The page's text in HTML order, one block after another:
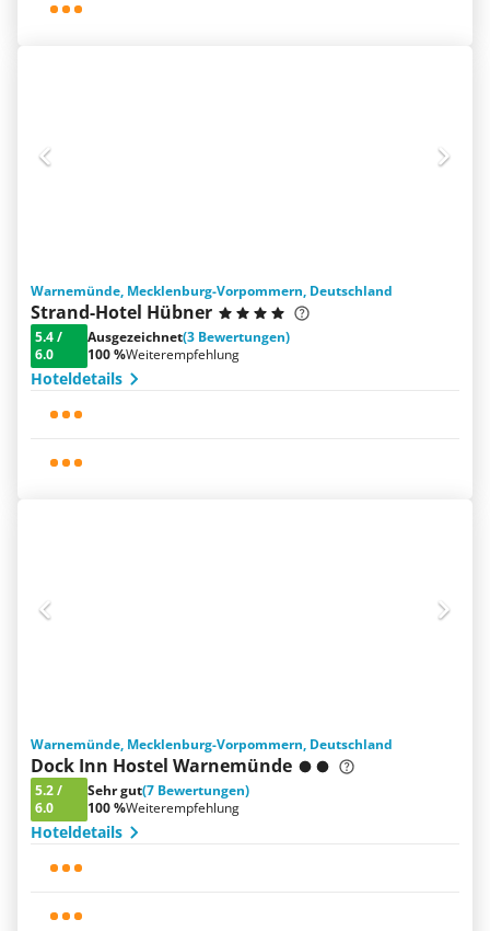
Warnemünde, Mecklenburg-Vorpommern, Deutschland
Strand-Hotel Hübner
5.4/
6.0
Ausgezeichnet(3 Bewertungen)
100 %Weiterempfehlung
Hoteldetails
Warnemünde, Mecklenburg-Vorpommern, Deutschland
Dock Inn Hostel Warnemünde
5.2/
6.0
Sehr gut(7 Bewertungen)
100 %Weiterempfehlung
Hoteldetails